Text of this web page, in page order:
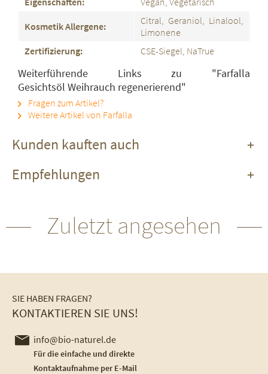
Kosmetik Allergene:
Citral, Geraniol, Linalool,
Limonene
Zertifizierung:
CSE-Siegel, NaTrue
Weiterführende Links zu "Farfalla
Gesichtsöl Weihrauch regenerierend"
Fragen zum Artikel?
Weitere Artikel von Farfalla
Kunden kauften auch
Empfehlungen
Zuletzt angesehen
SIE HABEN FRAGEN?
KONTAKTIEREN SIE UNS!
info@bio-naturel.de
Für die einfache und direkte
Kontaktaufnahme per E-Mail